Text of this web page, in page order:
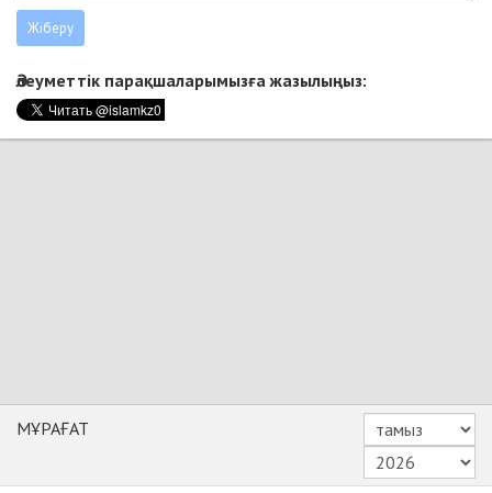
Әлеуметтік парақшаларымызға жазылыңыз:
МҰРАҒАТ